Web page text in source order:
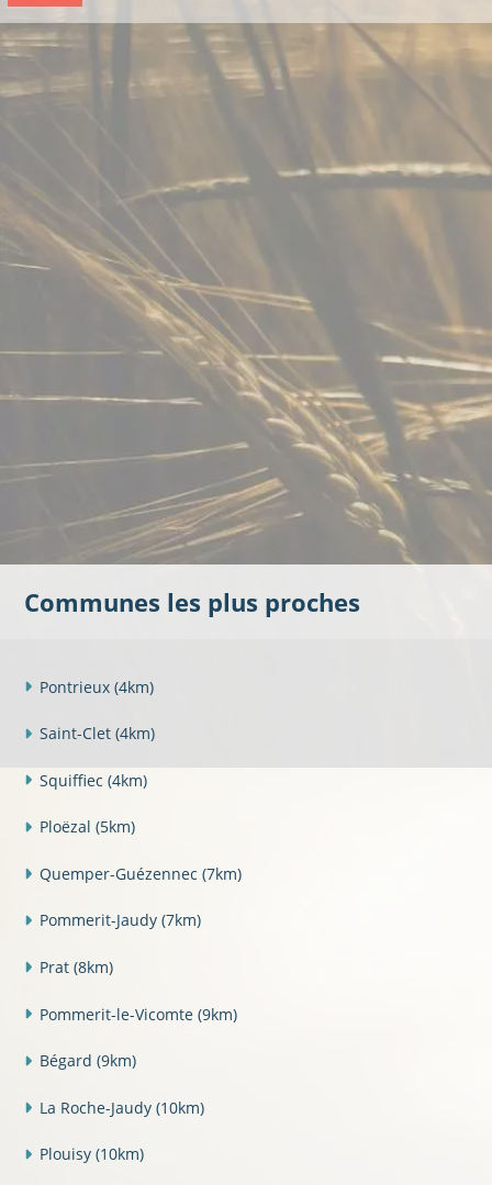
Communes les plus proches
Pontrieux (4km)
Saint-Clet (4km)
Squiffiec (4km)
Ploëzal (5km)
Quemper-Guézennec (7km)
Pommerit-Jaudy (7km)
Prat (8km)
Pommerit-le-Vicomte (9km)
Bégard (9km)
La Roche-Jaudy (10km)
Plouisy (10km)